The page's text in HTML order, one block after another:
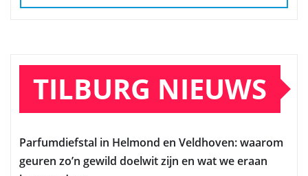
TILBURG NIEUWS
Parfumdiefstal in Helmond en Veldhoven: waarom
geuren zo’n gewild doelwit zijn en wat we eraan